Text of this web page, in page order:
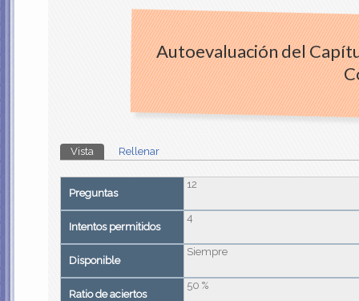
Autoevaluación del
Solapas principales
Vista (solapa activa)
Rellenar
Preguntas
12
Intentos permitidos
4
Disponible
Siempre
Ratio de aciertos
50 %